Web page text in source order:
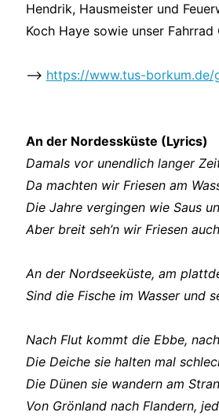
Hendrik, Hausmeister und
Koch Haye sowie unser Fahrrad
–> https://www.tus-borkum.de/
An der Nordessküste (Lyrics)
Damals vor unendlich langer
Da machten wir Friesen am
Die Jahre vergingen wie Saus
Aber breit seh’n wir Friesen
An der Nordseeküste, am
Sind die Fische im Wasser und
Nach Flut kommt die Ebbe,
Die Deiche sie halten mal
Die Dünen sie wandern am
Von Grönland nach Flandern,